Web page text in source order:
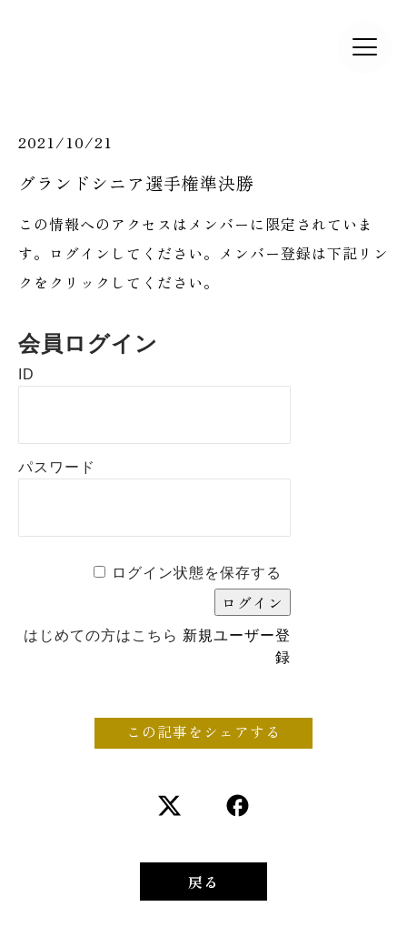
2021/10/21
グランドシニア選手権準決勝
この情報へのアクセスはメンバーに限定されていま
す。ログインしてください。メンバー登録は下記リン
クをクリックしてください。
会員ログイン
ID
パスワード
ログイン状態を保存する
はじめての方はこちら 新規ユーザー登
録
この記事をシェアする
戻る